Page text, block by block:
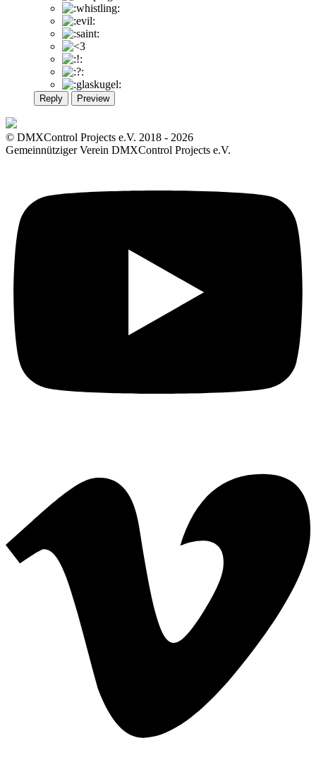
Reply Preview
© DMXControl Projects e.V. 2018 - 2026
Gemeinnütziger Verein DMXControl Projects e.V.